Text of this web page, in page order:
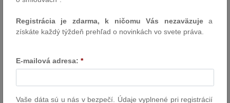
v procese výstavby znemožňuje plynulý priebeh stavebného
konania.
Z dôvodovej správy vládneho návrhu zákona o výstavbe vyplýva
v oblasti výstavby. Cieľom novej právnej úpravy je znižovanie
administratívnej záťaže
Registrácia je zdarma, k ničomu Vás nezaväzujea
získáte každý týždeň prehľad o novinkách vo svete práva.
E-mailová adresa: *
Vaše dáta sú u nás v bezpečí. Údaje vyplnené pri registrácií